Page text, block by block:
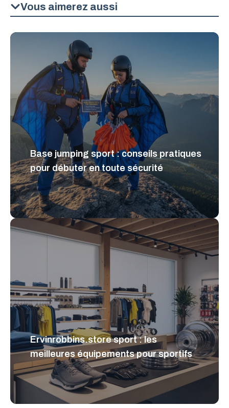
Vous aimerez aussi
Base jumping sport : conseils pratiques
pour débuter en toute sécurité
Ervinrobbins.store sport : les
meilleures équipements pour sportifs